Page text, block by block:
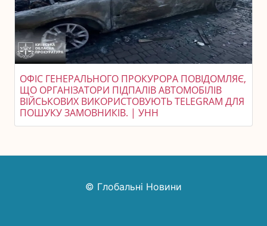
ОФІС ГЕНЕРАЛЬНОГО ПРОКУРОРА ПОВІДОМЛЯЄ,
ЩО ОРГАНІЗАТОРИ ПІДПАЛІВ АВТОМОБІЛІВ
ВІЙСЬКОВИХ ВИКОРИСТОВУЮТЬ TELEGRAM ДЛЯ
ПОШУКУ ЗАМОВНИКІВ. | УНН
© Глобальні Новини